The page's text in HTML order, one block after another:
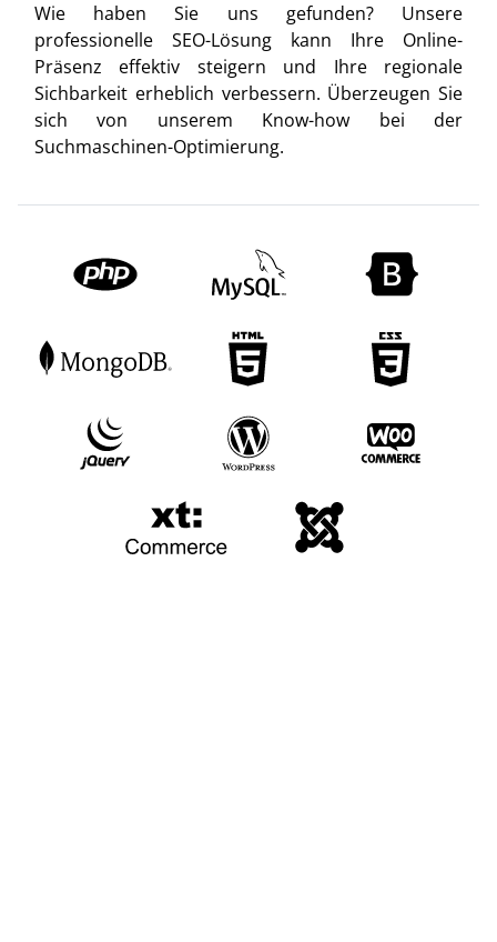
Wie haben Sie uns gefunden? Unsere
professionelle SEO-Lösung kann Ihre Online-
Präsenz effektiv steigern und Ihre regionale
Sichbarkeit erheblich verbessern. Überzeugen Sie
sich von unserem Know-how bei der
Suchmaschinen-Optimierung.